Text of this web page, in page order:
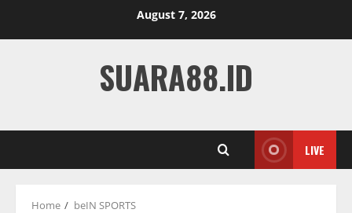
August 7, 2026
SUARA88.ID
LIVE
Home beIN SPORTS